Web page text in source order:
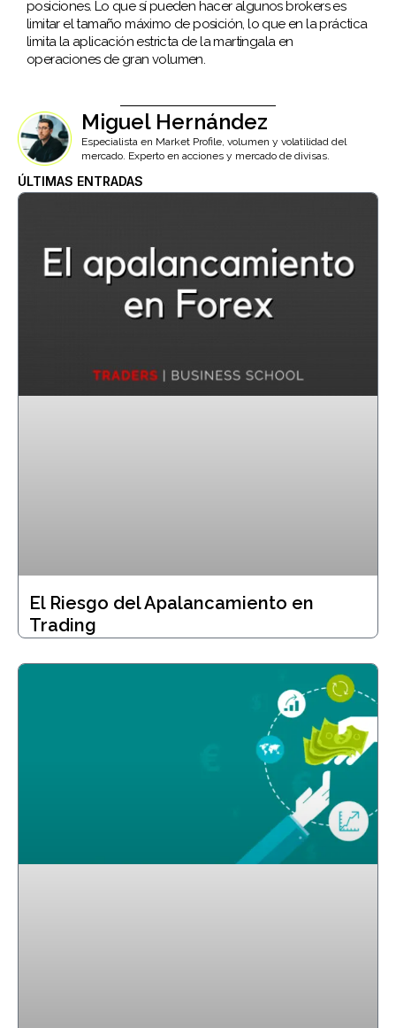
posiciones. Lo que sí pueden hacer algunos brokers es
limitar el tamaño máximo de posición, lo que en la práctica
limita la aplicación estricta de la martingala en
operaciones de gran volumen.
Miguel Hernández
Especialista en Market Profile, volumen y volatilidad del
mercado. Experto en acciones y mercado de divisas.
ÚLTIMAS ENTRADAS
El Riesgo del Apalancamiento en
Trading